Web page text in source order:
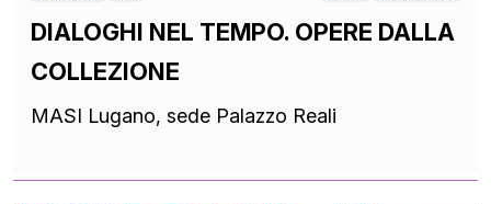
DIALOGHI NEL TEMPO. OPERE DALLA
COLLEZIONE
MASI Lugano, sede Palazzo Reali